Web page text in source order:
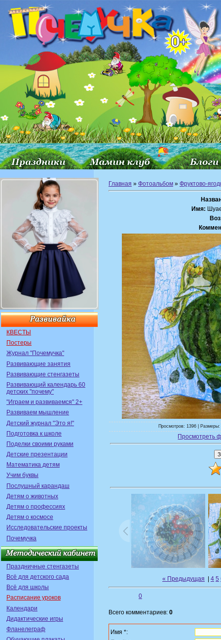
КВЕСТЫ
Постеры
Журнал "Почемучка"
Развивающие занятия
Развивающие стенгазеты
Развивающий календарь 60
детских "почему"
"Играем и развиваемся" 2+
Развиваем мышление
Детский журнал "Это я!"
Подготовка к школе
Поделки своими руками
Детские презентации
Математика детям
Учим буквы
Послушный карандаш
Детям о животных
Детям о профессиях
Детям о космосе
Исследовательские проекты
Почемучка
Праздничные стенгазеты
Всё для детского сада
Всё для школы
Расписание уроков
Календари
Дидактические игры
Фланелеграф
Главная » Фотоальбом » Фруктово-
Имя:
Просмотров: 1396 |
Просмотреть
« Предыдущая 4 5
0
Всего комментариев: 0
Имя *: